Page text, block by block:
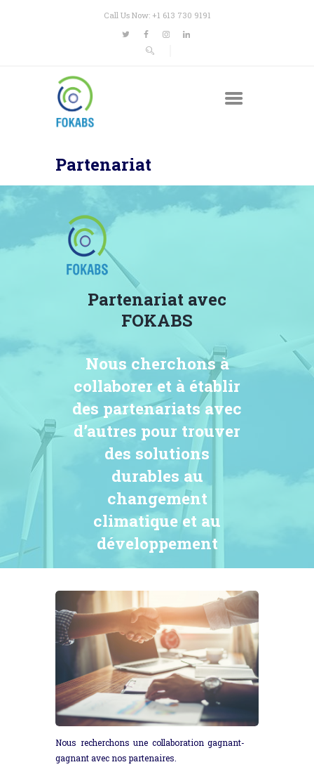
Call Us Now: +1 613 730 9191
Partenariat
Partenariat avec
FOKABS
Nous cherchons à
collaborer et à établir
des partenariats avec
d’autres pour trouver
des solutions
durables au
changement
climatique et au
développement
Nous recherchons une collaboration gagnant-
gagnant avec nos partenaires.